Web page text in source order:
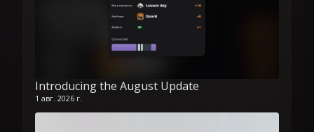
Introducing the August Update
1 авг. 2026 г.